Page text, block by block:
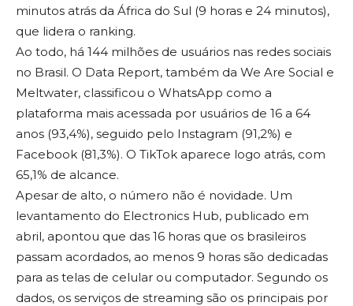
minutos atrás da África do Sul (9 horas e 24 minutos),
que lidera o ranking.
Ao todo, há 144 milhões de usuários nas redes sociais
no Brasil. O Data Report, também da We Are Social e
Meltwater, classificou o WhatsApp como a
plataforma mais acessada por usuários de 16 a 64
anos (93,4%), seguido pelo Instagram (91,2%) e
Facebook (81,3%). O TikTok aparece logo atrás, com
65,1% de alcance.
Apesar de alto, o número não é novidade. Um
levantamento do Electronics Hub, publicado em
abril, apontou que das 16 horas que os brasileiros
passam acordados, ao menos 9 horas são dedicadas
para as telas de celular ou computador. Segundo os
dados, os serviços de streaming são os principais por